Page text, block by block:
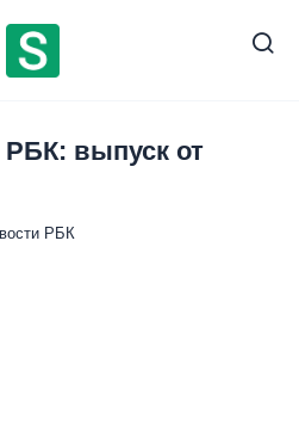
РБК: выпуск от
РБК